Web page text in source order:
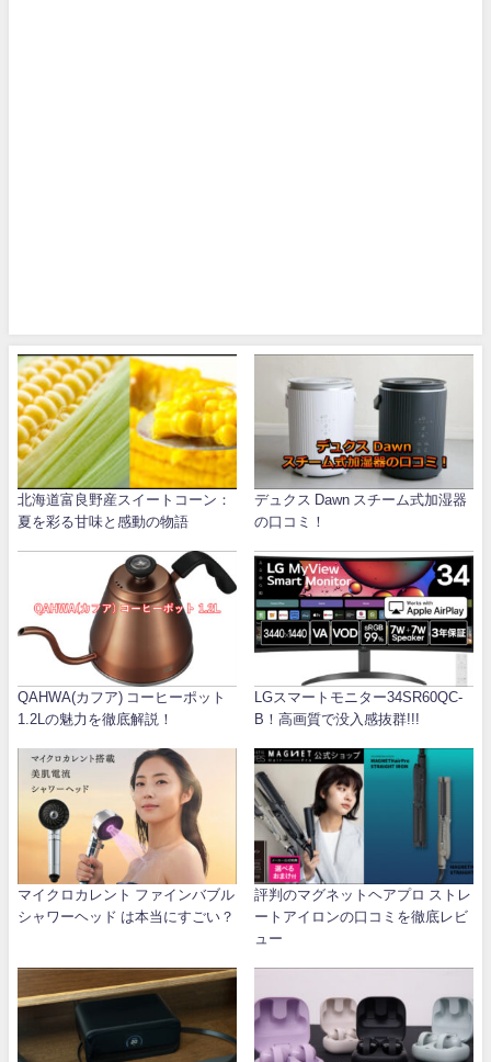
北海道富良野産スイートコーン：
夏を彩る甘味と感動の物語
デュクス Dawn スチーム式加湿器
の口コミ！
QAHWA(カフア) コーヒーポット
1.2Lの魅力を徹底解説！
LGスマートモニター34SR60QC-
B！高画質で没入感抜群!!!
マイクロカレント ファインバブル
シャワーヘッド は本当にすごい？
評判のマグネットヘアプロ ストレ
ートアイロンの口コミを徹底レビ
ュー